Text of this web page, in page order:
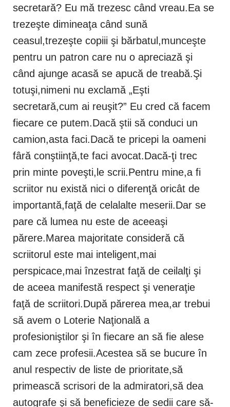
secretară? Eu mă trezesc când vreau.Ea se
trezeşte dimineaţa când sună
ceasul,trezeşte copiii şi bărbatul,munceşte
pentru un patron care nu o apreciază şi
când ajunge acasă se apucă de treabă.Şi
totuşi,nimeni nu exclamă „Eşti
secretară,cum ai reuşit?” Eu cred că facem
fiecare ce putem.Dacă ştii să conduci un
camion,asta faci.Dacă te pricepi la oameni
fâră conştiinţă,te faci avocat.Dacă-ţi trec
prin minte poveşti,le scrii.Pentru mine,a fi
scriitor nu există nici o diferenţă oricât de
importantă,faţă de celalalte meserii.Dar se
pare că lumea nu este de aceeaşi
părere.Marea majoritate consideră că
scriitorul este mai inteligent,mai
perspicace,mai înzestrat faţă de ceilalţi şi
de aceea manifestă respect şi veneraţie
faţă de scriitori.După părerea mea,ar trebui
să avem o Loterie Naţională a
profesioniştilor şi în fiecare an să fie alese
cam zece profesii.Acestea să se bucure în
anul respectiv de liste de prioritate,să
primească scrisori de la admiratori,să dea
autografe şi să beneficieze de sedii care să-